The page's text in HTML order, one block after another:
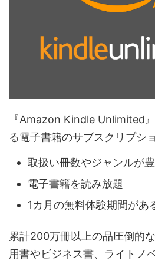
『Amazon Kindle Unlimited
る電子書籍のサブスクリプシ
取扱い冊数やジャンルが
電子書籍を読み放題
1カ月の無料体験期間があ
累計200万冊以上の品圧倒的
用書やビジネス書、ライトノ